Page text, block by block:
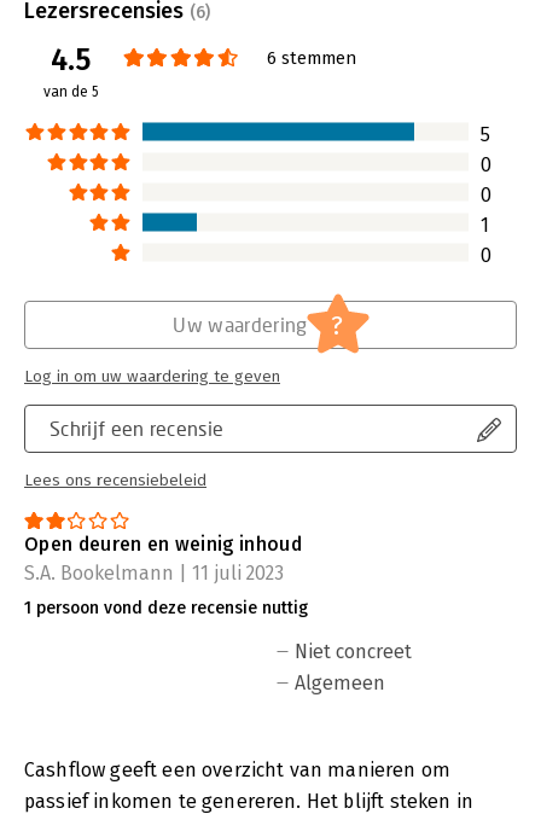
Uitgever:
Pumbo.nl
Verschijningsdatum:
23-8-2022
Hoofdrubriek:
Lezersrecensies (6)
4.5
van de 5
6 stemmen
5
0
0
1
0
Schrijf een recensie
Lees ons recensiebeleid
Uw waardering ?
Log in om uw waardering te geven
Open deuren en weinig inhoud
S.A. Bookelmann | 11 juli 2023
1 persoon vond deze recensie nuttig
Niet concreet
Algemeen
Cashflow geeft een overzicht van manieren om
passief inkomen te genereren. Het blijft steken in